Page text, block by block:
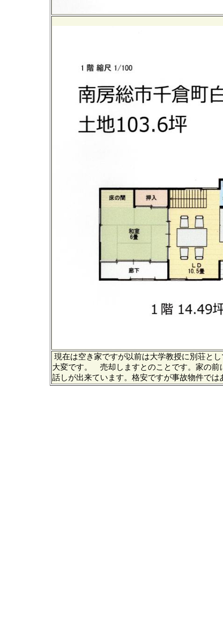
現在は空き家ですが以前は大学教授に別荘と
大変です。 売却しますとのことです。家の前
話しが出来ています。格安ですが事故物件で